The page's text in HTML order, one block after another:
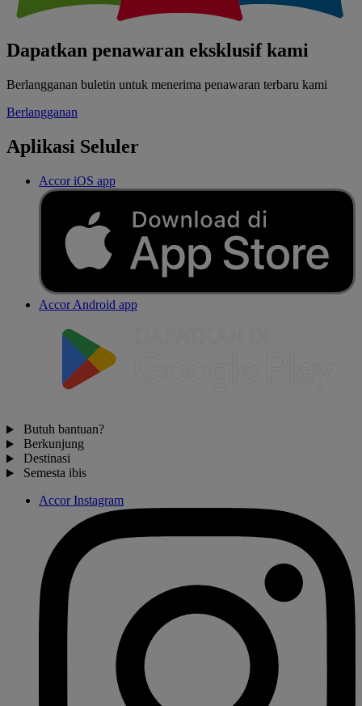
Dapatkan penawaran eksklusif kami
Berlangganan buletin untuk menerima penawaran terbaru kami
Berlangganan
Aplikasi Seluler
Accor iOS app
Accor Android app
Butuh bantuan?
Berkunjung
Destinasi
Semesta ibis
Accor Instagram